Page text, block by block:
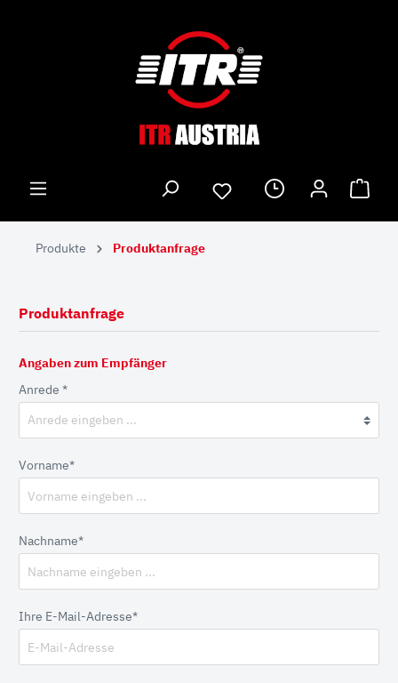
Produkte Produktanfrage
Produktanfrage
Angaben zum Empfänger
Anrede *
Vorname*
Nachname*
Ihre E-Mail-Adresse*